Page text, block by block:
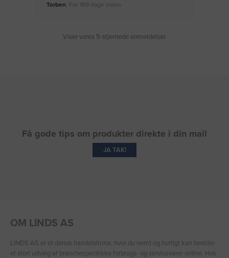
Torben , For 169 dage siden
Viser vores 5-stjernede anmeldelser.
Få gode tips om produkter direkte i din mail
JA TAK!
OM LINDS AS
LINDS AS er et dansk handelsfirma, hvor du nemt og hurtigt kan bestille
et stort udvalg af branchespecifikke forbrugs- og servicevarer online. Hos